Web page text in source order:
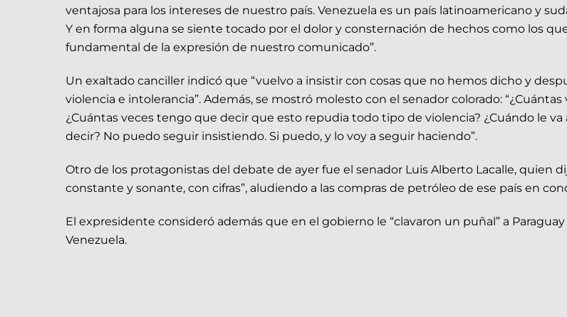
ventajosa para los intereses de nuestro país. Venezuela es un país latinoamericano y
Y en forma alguna se siente tocado por el dolor y consternación de hechos como los
fundamental de la expresión de nuestro comunicado”.
Un exaltado canciller indicó que “vuelvo a insistir con cosas que no hemos dicho y
violencia e intolerancia”. Además, se mostró molesto con el senador colorado:
¿Cuántas veces tengo que decir que esto repudia todo tipo de violencia? ¿Cuándo le
decir? No puedo seguir insistiendo. Si puedo, y lo voy a seguir haciendo”.
Otro de los protagonistas del debate de ayer fue el senador Luis Alberto Lacalle, quien
constante y sonante, con cifras”, aludiendo a las compras de petróleo de ese país en
El expresidente consideró además que en el gobierno le “clavaron un puñal” a
Venezuela.